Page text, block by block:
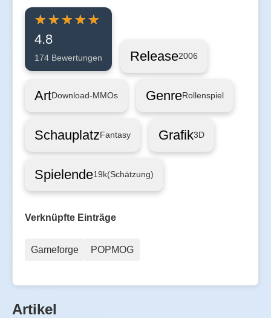
4.8
174 Bewertungen Release2006
ArtDownload-MMOs GenreRollenspiel
SchauplatzFantasy Grafik3D
Spielende19k(Schätzung)
Verknüpfte Einträge
Gameforge POPMOG
Artikel